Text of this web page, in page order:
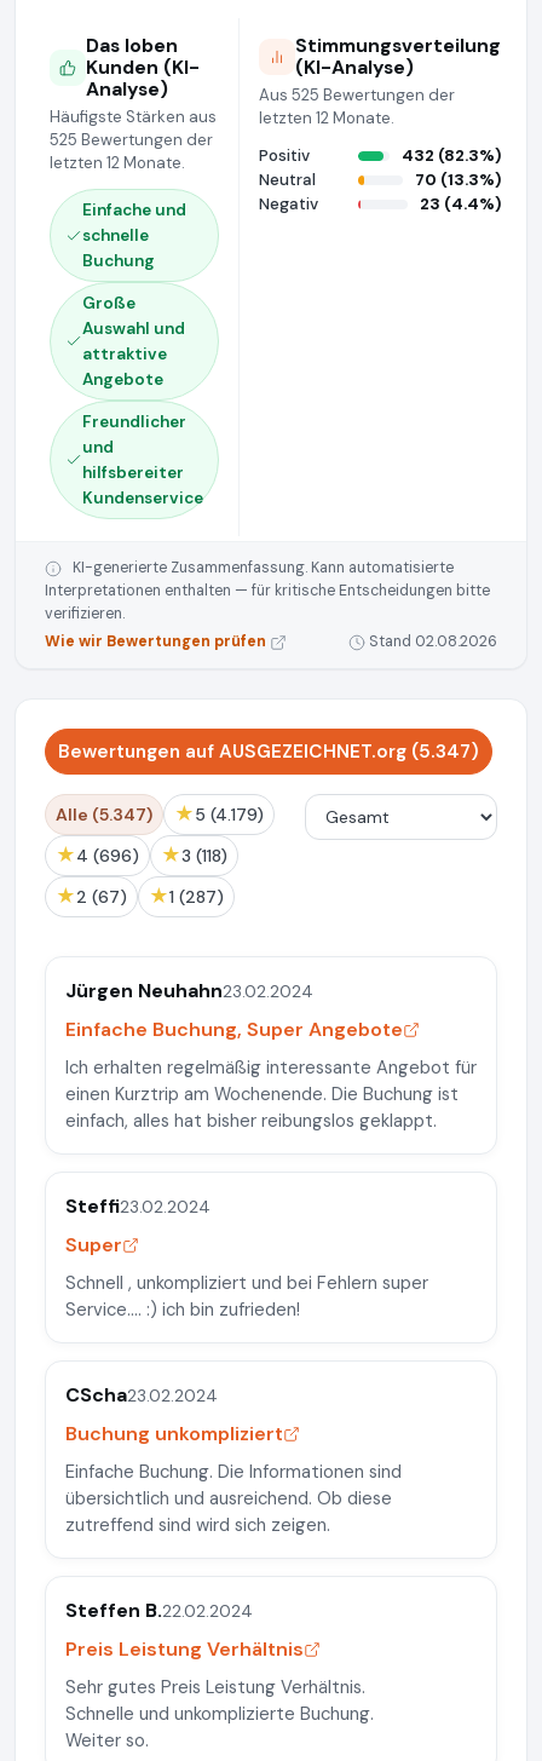
Das loben
Kunden (KI-
Analyse)
Häufigste Stärken aus
525 Bewertungen der
letzten 12 Monate.
Einfache und
schnelle
Buchung
Große
Auswahl und
attraktive
Angebote
Freundlicher
und
hilfsbereiter
Kundenservice
Stimmungsverteilung
(KI-Analyse)
Aus 525 Bewertungen der
letzten 12 Monate.
Positiv
432 (82.3%)
Neutral
70 (13.3%)
Negativ
23 (4.4%)
KI-generierte Zusammenfassung. Kann automatisierte
Interpretationen enthalten — für kritische Entscheidungen bitte
verifizieren.
Wie wir Bewertungen prüfen
Stand 02.08.2026
Bewertungen auf AUSGEZEICHNET.org (5.347)
Alle (5.347) ★ 5 (4.179)
★ 4 (696) ★ 3 (118)
★ 2 (67) ★ 1 (287)
Jürgen Neuhahn23.02.2024
Einfache Buchung, Super Angebote
Ich erhalten regelmäßig interessante Angebot für
einen Kurztrip am Wochenende. Die Buchung ist
einfach, alles hat bisher reibungslos geklappt.
Steffi23.02.2024
Super
Schnell , unkompliziert und bei Fehlern super
Service.... :) ich bin zufrieden!
CScha23.02.2024
Buchung unkompliziert
Einfache Buchung. Die Informationen sind
übersichtlich und ausreichend. Ob diese
zutreffend sind wird sich zeigen.
Steffen B.22.02.2024
Preis Leistung Verhältnis
Sehr gutes Preis Leistung Verhältnis.
Schnelle und unkomplizierte Buchung.
Weiter so.